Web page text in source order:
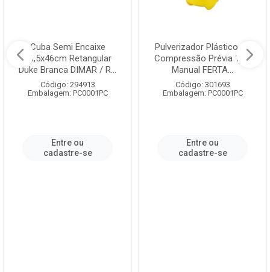
Cuba Semi Encaixe
58,5x46cm Retangular
Duke Branca DIMAR / R...
Código: 294913
Embalagem: PC0001PC
Entre ou
cadastre-se
Pulverizador Plástico de
Compressão Prévia 1,5L
Manual FERTA...
Código: 301693
Embalagem: PC0001PC
Entre ou
cadastre-se